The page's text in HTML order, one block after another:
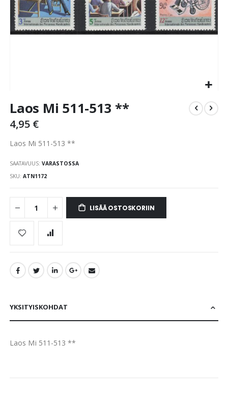
to
beginning
the
images
Laos Mi 511-513 **
4,95 €
Laos Mi 511-513 **
SAATAVUUS: VARASTOSSA
SKU ATN1172
LISÄÄ OSTOSKORIIN
YKSITYISKOHDAT
Laos Mi 511-513 **